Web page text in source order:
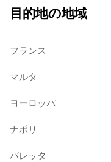
目的地の地域
フランス
マルタ
ヨーロッパ
ナポリ
バレッタ